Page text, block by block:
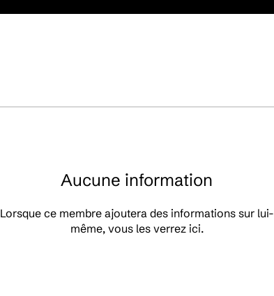
Aucune information
Lorsque ce membre ajoutera des informations sur lui-
même, vous les verrez ici.